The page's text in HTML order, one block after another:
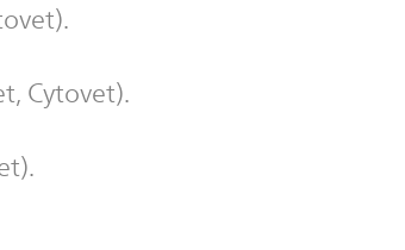
Cytovet).